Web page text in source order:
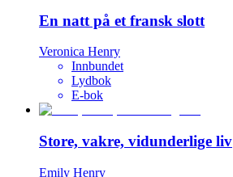
En natt på et fransk slott
Veronica Henry
Innbundet
Lydbok
E-bok
Store, vakre, vidunderlige liv
Emily Henry